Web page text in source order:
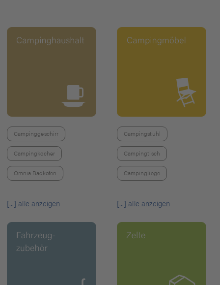
Campinggeschirr
Campingkocher
Omnia Backofen
[...] alle anzeigen
Campingstuhl
Campingtisch
Campingliege
[...] alle anzeigen